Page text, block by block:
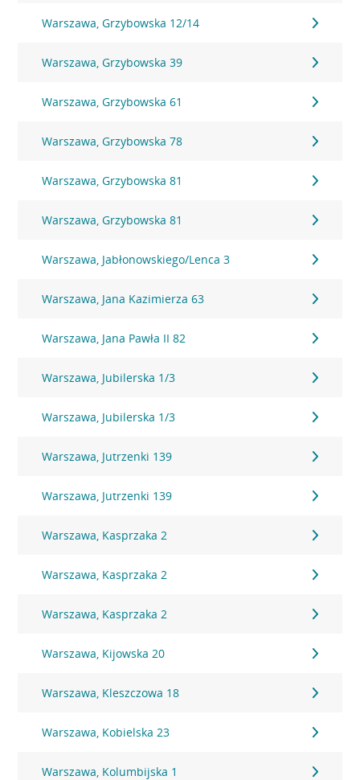
Warszawa, Grzybowska 12/14
Warszawa, Grzybowska 39
Warszawa, Grzybowska 61
Warszawa, Grzybowska 78
Warszawa, Grzybowska 81
Warszawa, Grzybowska 81
Warszawa, Jabłonowskiego/Lenca 3
Warszawa, Jana Kazimierza 63
Warszawa, Jana Pawła II 82
Warszawa, Jubilerska 1/3
Warszawa, Jubilerska 1/3
Warszawa, Jutrzenki 139
Warszawa, Jutrzenki 139
Warszawa, Kasprzaka 2
Warszawa, Kasprzaka 2
Warszawa, Kasprzaka 2
Warszawa, Kijowska 20
Warszawa, Kleszczowa 18
Warszawa, Kobielska 23
Warszawa, Kolumbijska 1